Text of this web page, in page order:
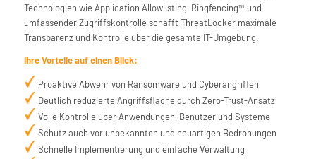
Technologien wie Application Allowlisting, Ringfencing™ und
umfassender Zugriffskontrolle schafft ThreatLocker maximale
Transparenz und Kontrolle über die gesamte IT-Umgebung.
Ihre Vorteile auf einen Blick:
Proaktive Abwehr von Ransomware und Cyberangriffen
Deutlich reduzierte Angriffsfläche durch Zero-Trust-Ansatz
Volle Kontrolle über Anwendungen, Benutzer und Systeme
Schutz auch vor unbekannten und neuartigen Bedrohungen
Schnelle Implementierung und einfache Verwaltung